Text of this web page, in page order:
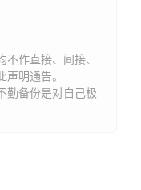
作直接、间接、
明通告。
勤备份是对自己极